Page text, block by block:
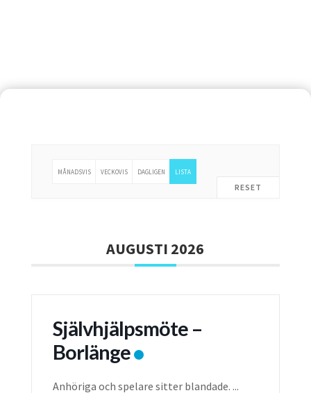
RESET
MÅNADSVIS VECKOVIS DAGLIGEN LISTA
AUGUSTI 2026
Självhjälpsmöte –
Borlänge
Anhöriga och spelare sitter blandade. ...